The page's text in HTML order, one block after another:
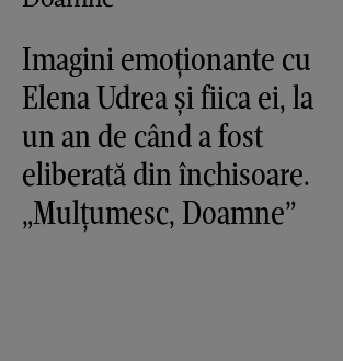
Imagini emoționante cu
Elena Udrea și fiica ei, la
un an de când a fost
eliberată din închisoare.
„Mulțumesc, Doamne”